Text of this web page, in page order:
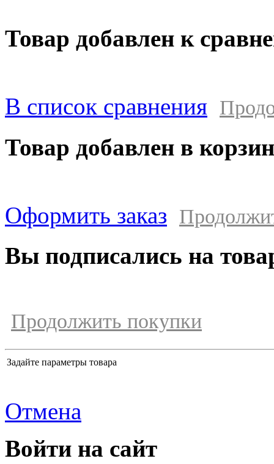
Товар добавлен к
В список сравнения
Товар добавлен в
Оформить заказ
Вы подписались на
Продолжить покупки
Задайте параметры товара
Отмена
Войти на сайт